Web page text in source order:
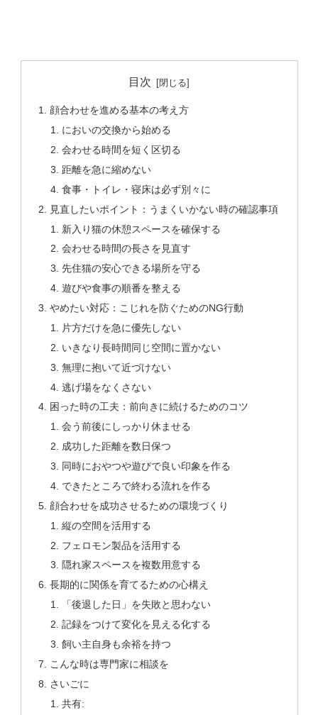
目次
顔合わせを進める基本の考え方
においの交換から始める
会わせる時間を短く区切る
距離を急に縮めない
食事・トイレ・寝床は必ず別々に
見直したいポイント：うまくいかない時の確認事項
新入り猫の休憩スペースを確保する
会わせる時間の長さを見直す
先住猫の安心できる場所を守る
遊びや食事の順番を整える
やめたい対応：こじれを防ぐためのNG行動
片方だけを急に優先しない
いきなり長時間同じ空間に置かない
無理に抱いて近づけない
逃げ場をなくさない
困った時の工夫：前向きに続けるためのコツ
会う前後にしっかり休ませる
成功した距離を数日保つ
同時におやつや遊びで良い印象を作る
できたところで終わる流れを作る
顔合わせを成功させるための環境づくり
縦の空間を活用する
フェロモン製品を活用する
隠れ家スペースを複数用意する
長期的に関係を育てるための心構え
「後退した日」を失敗と思わない
記録をつけて変化を見える化する
飼い主自身も余裕を持つ
こんな時は専門家に相談を
さいごに
共有: